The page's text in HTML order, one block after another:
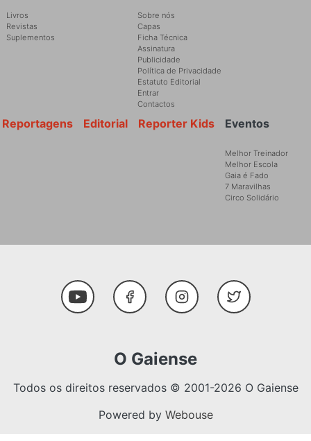
Sobre nós
Capas
Ficha Técnica
Assinatura
Publicidade
Política de Privacidade
Estatuto Editorial
Entrar
Contactos
Livros
Revistas
Suplementos
Eventos
Melhor Treinador
Melhor Escola
Gaia é Fado
7 Maravilhas
Circo Solidário
Reporter Kids
Editorial
Reportagens
Social Media
Youtube FacebookInstagramTwitter
O Gaiense
Todos os direitos reservados © 2001-2026 O Gaiense
Powered by Webouse